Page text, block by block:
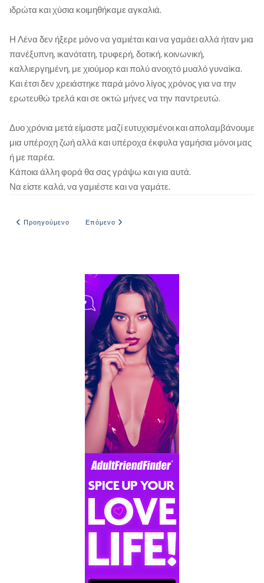
ιδρώτα και χύσια κοιμηθήκαμε αγκαλιά.
Η Λένα δεν ήξερε μόνο να γαμιέται και να γαμάει αλλά ήταν μια
πανέξυπνη, ικανότατη, τρυφερή, δοτική, κοινωνική,
καλλιεργημένη, με χιούμορ και πολύ ανοιχτό μυαλό γυναίκα.
Και έτσι δεν χρειάστηκε παρά μόνο λίγος χρόνος για να την
ερωτευθώ τρελά και σε οκτώ μήνες να την παντρευτώ.
Δυο χρόνια μετά είμαστε μαζί ευτυχισμένοι και απολαμβάνουμε
μια υπέροχη ζωή αλλά και υπέροχα έκφυλα γαμήσια μόνοι μας
ή με παρέα.
Κάποια άλλη φορά θα σας γράψω και για αυτά.
Να είστε καλά, να γαμιέστε και να γαμάτε.
Προηγούμενο άρθρο: ΕΚΔΡΟΜΗ ΜΕ ΤΟΥΣ ΚΟΥΜΠΑΡΟΥΣ
Προηγούμενο Επόμενο άρθρο: Ξέσκισμα στο πάρκινγκ
Επόμενο